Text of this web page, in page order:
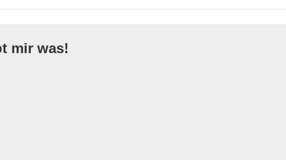
mir was!